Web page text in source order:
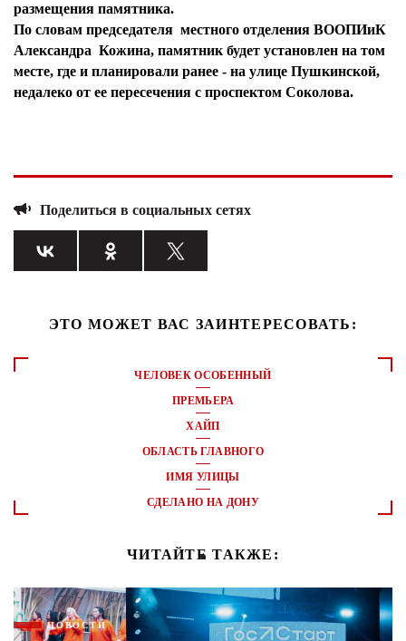
размещения памятника.
По словам председателя местного отделения ВООПИиК
Александра Кожина, памятник будет установлен на том
месте, где и планировали ранее - на улице Пушкинской,
недалеко от ее пересечения с проспектом Соколова.
Поделиться в социальных сетях
ЭТО МОЖЕТ ВАС ЗАИНТЕРЕСОВАТЬ:
ЧЕЛОВЕК ОСОБЕННЫЙ
ПРЕМЬЕРА
ХАЙП
ОБЛАСТЬ ГЛАВНОГО
ИМЯ УЛИЦЫ
СДЕЛАНО НА ДОНУ
ЧИТАЙТЕ ТАКЖЕ:
НОВОСТИ